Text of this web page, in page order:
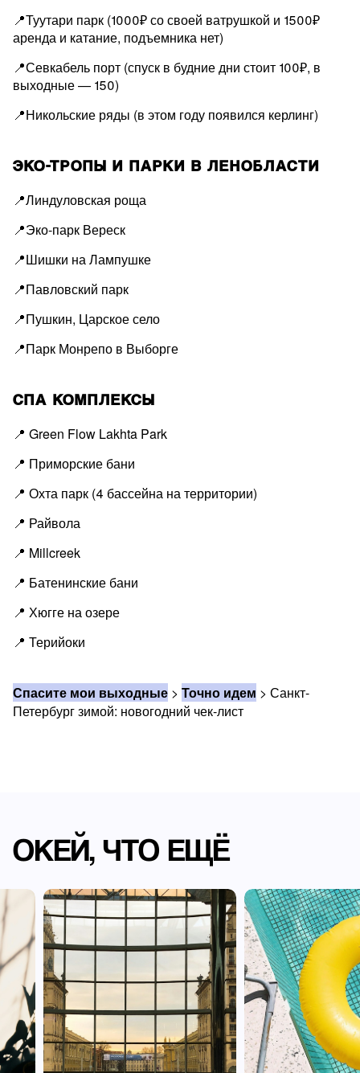
📍Туутари парк (1000₽ со своей ватрушкой и 1500₽
аренда и катание, подъемника нет)
📍Севкабель порт (спуск в будние дни стоит 100₽, в
выходные — 150)
📍Никольские ряды (в этом году появился керлинг)
ЭКО-ТРОПЫ И ПАРКИ В ЛЕНОБЛАСТИ
📍Линдуловская роща
📍Эко-парк Вереск
📍Шишки на Лампушке
📍Павловский парк
📍Пушкин, Царское село
📍Парк Монрепо в Выборге
СПА КОМПЛЕКСЫ
📍 Green Flow Lakhta Park
📍 Приморские бани
📍 Охта парк (4 бассейна на территории)
📍 Райвола
📍 Millcreek
📍 Батенинские бани
📍 Хюгге на озере
📍 Терийоки
Спасите мои выходные > Точно идем > Санкт-
Петербург зимой: новогодний чек-лист
ОКЕЙ, ЧТО ЕЩЁ